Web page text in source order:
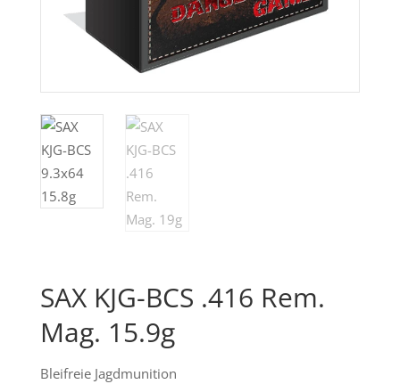
SAX KJG-BCS .416 Rem.
Mag. 15.9g
Bleifreie Jagdmunition